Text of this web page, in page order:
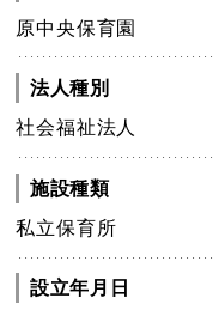
原中央保育園
法人種別
社会福祉法人
施設種類
私立保育所
設立年月日